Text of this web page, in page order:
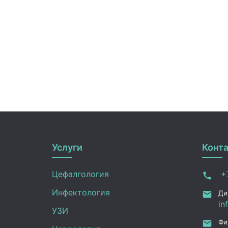
Услуги
Цефалгология
Инфектология
УЗИ